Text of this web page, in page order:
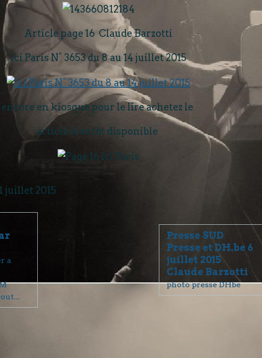
Article page 16 Claude Barzotti
Ici Paris N° 3653 du 8 au 14 juillet 2015
encore en kiosque pour le lire achetez le
article bientôt disponible
juillet 2015
a
Presse SUD
Presse et DH.be 6
juillet 2015
Claude Barzotti
photo presse DHbe